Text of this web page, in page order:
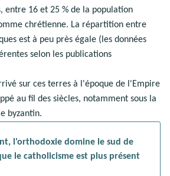
entre 16 et 25 % de la population
chrétienne. La répartition entre
est à peu près égale (les données
selon les publications
sur ces terres à l'époque de l'Empire
au fil des siècles, notamment sous la
byzantin.
l'orthodoxie domine le sud de
le catholicisme est plus présent